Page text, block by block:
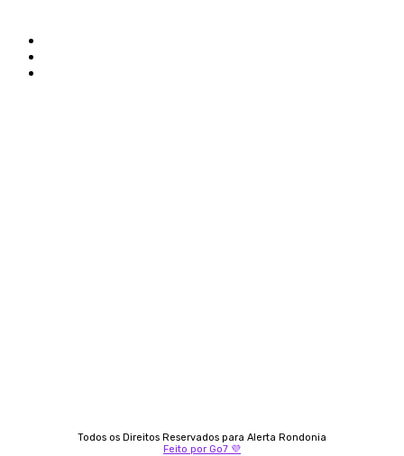
Todos os Direitos Reservados para Alerta Rondonia
Feito por Go7 💜